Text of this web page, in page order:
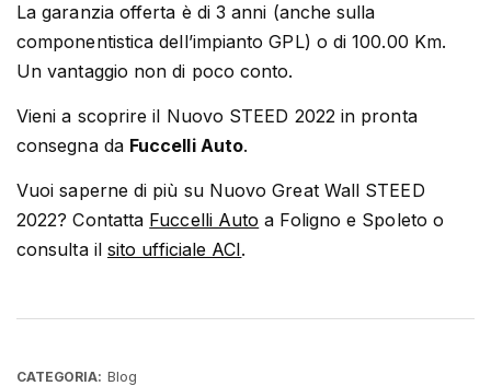
La garanzia offerta è di 3 anni (anche sulla
componentistica dell’impianto GPL) o di 100.00 Km.
Un vantaggio non di poco conto.
Vieni a scoprire il Nuovo STEED 2022 in pronta
consegna da Fuccelli Auto.
Vuoi saperne di più su Nuovo Great Wall STEED
2022? Contatta Fuccelli Auto a Foligno e Spoleto o
consulta il sito ufficiale ACI.
CATEGORIA: Blog